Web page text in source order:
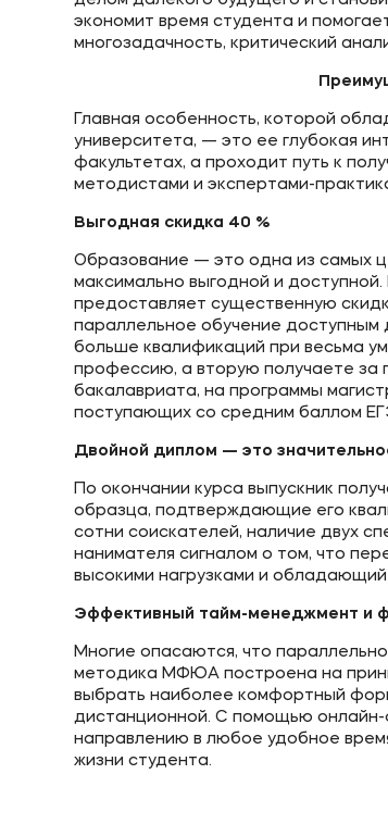
экономит время студента и
многозадачность, критический
Главная особенность, которой
университета, — это ее глубокая
факультетах, а проходит путь к
методистами и экспертами-
Выгодная скидка 40 %
Образование — это одна из самых
максимально выгодной и
предоставляет существенную
параллельное обучение доступным
больше квалификаций при весьма
профессию, а вторую получаете за
бакалавриата, на программы
поступающих со средним баллом
Двойной диплом — это
По окончании курса выпускник
образца, подтверждающие его
сотни соискателей, наличие двух
нанимателя сигналом о том, что
высокими нагрузками и
Эффективный тайм-менеджмент и
Многие опасаются, что
методика МФЮА построена на
выбрать наиболее комфортный
дистанционной. С помощью онлайн-
направлению в любое удобное
жизни студента.